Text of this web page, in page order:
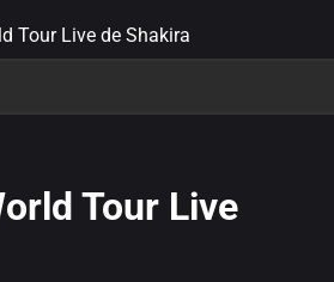
Tour Live de Shakira
Tour Live